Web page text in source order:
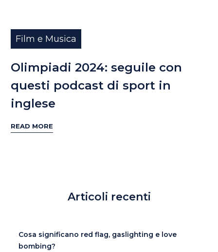
Film e Musica
Olimpiadi 2024: seguile con
questi podcast di sport in
inglese
READ MORE
Articoli recenti
Cosa significano red flag, gaslighting e love
bombing?